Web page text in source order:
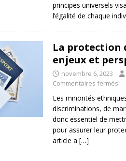
principes universels
l’égalité de chaque
La protection
enjeux et
novembre 6, 2023
Commentaires fermés
Les minorités
discriminations, de
donc essentiel de
pour assurer leur
article a […]